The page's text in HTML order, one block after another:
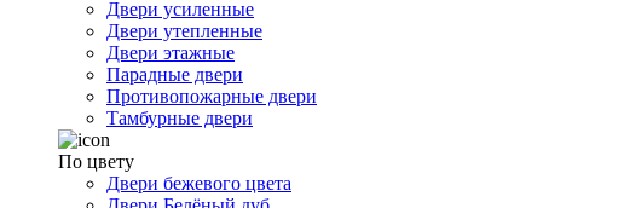
Двери усиленные
Двери утепленные
Двери этажные
Парадные двери
Противопожарные двери
Тамбурные двери
По цвету
Двери бежевого цвета